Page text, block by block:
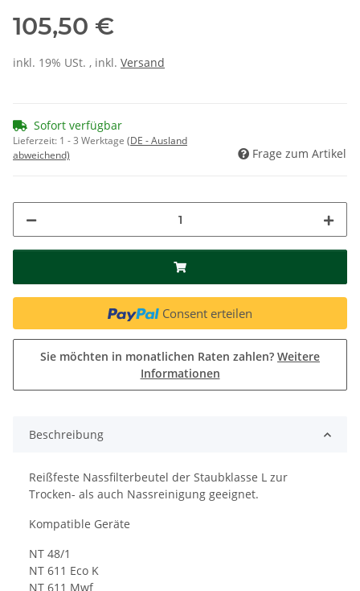
105,50 €
inkl. 19% USt. , inkl. Versand
Sofort verfügbar
Lieferzeit: 1 - 3 Werktage (DE - Ausland
abweichend)
Frage zum Artikel
Consent erteilen
Sie möchten in monatlichen Raten zahlen? Weitere
Informationen
Beschreibung
Reißfeste Nassfilterbeutel der Staubklasse L zur
Trocken- als auch Nassreinigung geeignet.
Kompatible Geräte
NT 48/1
NT 611 Eco K
NT 611 Mwf